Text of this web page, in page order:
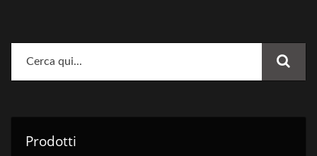
Prodotti